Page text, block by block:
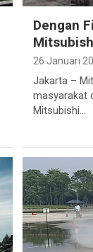
Dengan
26 Januari
Jakarta –
masyarakat
Mitsubishi…